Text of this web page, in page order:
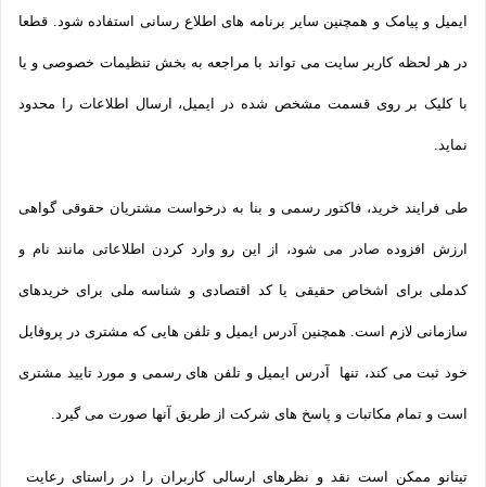
ایمیل و پیامک و همچنین سایر برنامه های اطلاع رسانی استفاده شود. قطعا
در هر لحظه کاربر سایت می تواند با مراجعه به بخش تنظیمات خصوصی و یا
با کلیک بر روی قسمت مشخص شده در ایمیل، ارسال اطلاعات را محدود
نماید.
طی فرایند خرید، فاکتور رسمی و بنا به درخواست مشتریان حقوقی گواهی
ارزش افزوده صادر می شود، از این رو وارد کردن اطلاعاتی مانند نام و
کدملی برای اشخاص حقیقی یا کد اقتصادی و شناسه ملی برای خریدهای
سازمانی لازم است. همچنین آدرس ایمیل و تلفن هایی که مشتری در پروفایل
خود ثبت می­ کند، تنها آدرس ایمیل و تلفن­ های رسمی و مورد تایید مشتری
است و تمام مکاتبات و پاسخ های شرکت از طریق آنها صورت می گیرد.
تیتانو ممکن است نقد و نظرهای ارسالی کاربران را در راستای رعایت